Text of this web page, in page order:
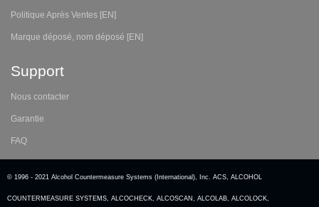
Politique Après Ventes [EN]
Marque déposé, nom déposé [EN]
Support
Nous contacter
Garantie
FAQ
© 1996 - 2021 Alcohol Countermeasure Systems (International), Inc. ACS, ALCOHOL
COUNTERMEASURE SYSTEMS, ALCOCHECK, ALCOSCAN, ALCOLAB, ALCOLOCK,